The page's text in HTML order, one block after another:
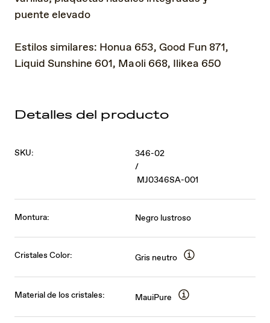
puente elevado
Estilos similares: Honua 653, Good Fun 871,
Liquid Sunshine 601, Maoli 668, Ilikea 650
Detalles del producto
SKU:
346-02
/
MJ0346SA-001
Montura: Negro lustroso
Cristales Color: Gris neutro
Material de los cristales: MauiPure